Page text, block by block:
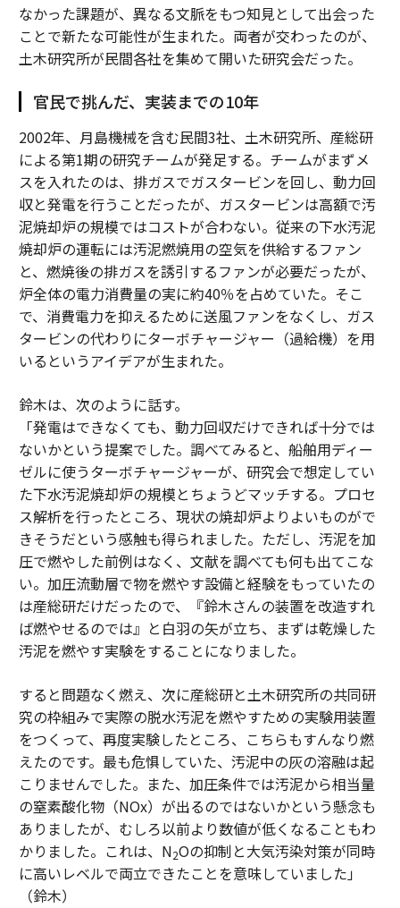
なかった課題が、異なる文脈をもつ知見として出会った
ことで新たな可能性が生まれた。両者が交わったのが、
土木研究所が民間各社を集めて開いた研究会だった。
官民で挑んだ、実装までの10年
2002年、月島機械を含む民間3社、土木研究所、産総研
による第1期の研究チームが発足する。チームがまずメ
スを入れたのは、排ガスでガスタービンを回し、動力回
収と発電を行うことだったが、ガスタービンは高額で汚
泥焼却炉の規模ではコストが合わない。従来の下水汚泥
焼却炉の運転には汚泥燃焼用の空気を供給するファン
と、燃焼後の排ガスを誘引するファンが必要だったが、
炉全体の電力消費量の実に約40％を占めていた。そこ
で、消費電力を抑えるために送風ファンをなくし、ガス
タービンの代わりにターボチャージャー（過給機）を用
いるというアイデアが生まれた。
鈴木は、次のように話す。
「発電はできなくても、動力回収だけできれば十分では
ないかという提案でした。調べてみると、船舶用ディー
ゼルに使うターボチャージャーが、研究会で想定してい
た下水汚泥焼却炉の規模とちょうどマッチする。プロセ
ス解析を行ったところ、現状の焼却炉よりよいものがで
きそうだという感触も得られました。ただし、汚泥を加
圧で燃やした前例はなく、文献を調べても何も出てこな
い。加圧流動層で物を燃やす設備と経験をもっていたの
は産総研だけだったので、『鈴木さんの装置を改造すれ
ば燃やせるのでは』と白羽の矢が立ち、まずは乾燥した
汚泥を燃やす実験をすることになりました。
すると問題なく燃え、次に産総研と土木研究所の共同研
究の枠組みで実際の脱水汚泥を燃やすための実験用装置
をつくって、再度実験したところ、こちらもすんなり燃
えたのです。最も危惧していた、汚泥中の灰の溶融は起
こりませんでした。また、加圧条件では汚泥から相当量
の窒素酸化物（NOx）が出るのではないかという懸念も
ありましたが、むしろ以前より数値が低くなることもわ
かりました。これは、N2Oの抑制と大気汚染対策が同時
に高いレベルで両立できたことを意味していました」
（鈴木）